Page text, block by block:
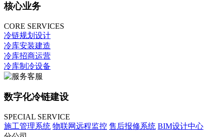
核心业务
CORE SERVICES
冷链规划设计
冷库安装建造
冷库招商运营
冷库制冷设备
数字化冷链建设
SPECIAL SERVICE
施工管理系统 物联网远程监控 售后报修系统 BIM设计中心